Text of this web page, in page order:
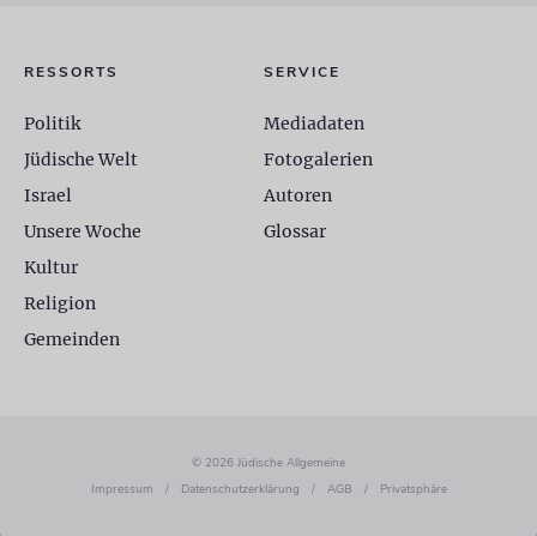
RESSORTS
Politik
Jüdische Welt
Israel
Unsere Woche
Kultur
Religion
Gemeinden
SERVICE
Mediadaten
Fotogalerien
Autoren
Glossar
© 2026 Jüdische Allgemeine
Impressum
/ Datenschutzerklärung / AGB / Privatsphäre